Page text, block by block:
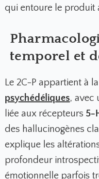
qui entoure le produit
temporel et
Le 2C-P appartient à
psychédéliques, avec
liée aux récepteurs 5-
des hallucinogènes
explique les
profondeur
émotionnelle parfois